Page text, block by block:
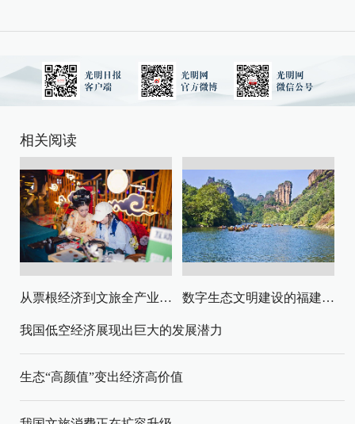
相关阅读
从票根经济到文旅全产业链升级 数字生态文明建设的福建路径与启示
我国低空经济展现出巨大的发展潜力
生态“高颜值”变出经济高价值